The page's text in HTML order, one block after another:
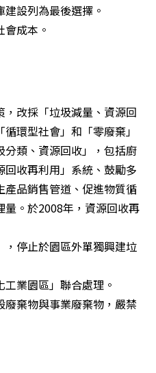
設列為最後選擇。
成本。
改採「垃圾減量、資源回
環型社會」和「零廢棄」
分類、資源回收」，包括廚
收再利用」系統、鼓勵多
產品銷售管道、促進物質循
。於2008年，資源回收再
，停止於園區外單獨興建垃
業園區」聯合處理。
棄物與事業廢棄物，嚴禁